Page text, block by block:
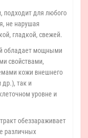
подходит для любого
не нарушая
гладкой, свежей.
обладает мощными
свойствами,
кожи внешнего
др.), так и
уровне и
обеззараживает
различных